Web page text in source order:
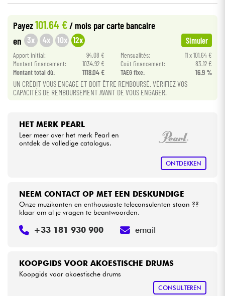
HiFi
Sets
Bekijk onze merken
Payez101.64 € / mois par carte bancaire
en 3x 4x 10x 12x Simuler
Apport initial: 94.08 € Mensualités:
11 x 101.64 €
Montant financement:
1034.92 € Coût financement:
83.12 €
Montant total dù:
1118.04 € TAEG fixe: 16.9 %
UN CRÉDIT VOUS ENGAGE ET DOIT ÊTRE REMBOURSÉ. VÉRIFIEZ VOS
CAPACITÉS DE REMBOURSEMENT AVANT DE VOUS ENGAGER.
HET MERK PEARL
Leer meer over het merk Pearl en
ontdek de volledige catalogus.
ONTDEKKEN
KOOPGIDS VOOR AKOESTISCHE DRUMS
Koopgids voor akoestische drums
CONSULTEREN
NEEM CONTACT OP MET EEN DESKUNDIGE
Onze muzikanten en enthousiaste teleconsulenten staan ??
klaar om al je vragen te beantwoorden.
+33 181 930 900 email